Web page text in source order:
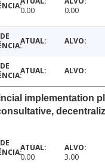
0.00 0.00
implementation
0.00 3.00